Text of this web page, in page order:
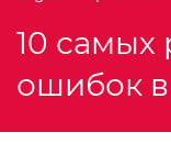
10 самых
ошибок в